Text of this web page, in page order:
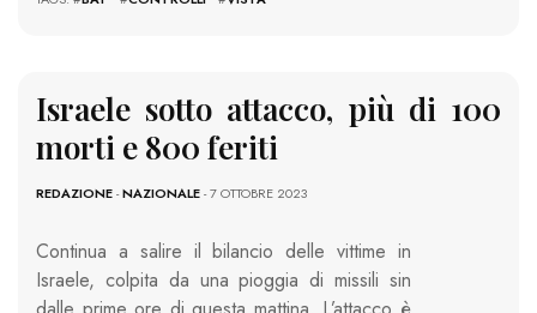
Israele sotto attacco, più di 100
morti e 800 feriti
REDAZIONE-NAZIONALE- 7 OTTOBRE 2023
Continua a salire il bilancio delle vittime in
Israele, colpita da una pioggia di missili sin